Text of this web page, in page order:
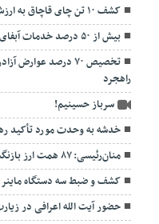
کشف ۱۰ تن چای قاچاق به ارزش ۱۵۰ میلیارد ریال در قم
بیش از ۵۰ درصد خدمات آبفای قم به‌صورت غیرحضوری ارائه می‌شود
تخصیص ۷۰ درصد عوارض
راهجرد
سرباز حسینیم!
خدشه به وحدت مورد تأکید
منان‌رئیسی: ۸۷ همت ارز بازنگشته در قم تنها در اختیار ۱۴ متعهد است
کشف و ضبط سه دستگاه
حضور آیت الله اعرافی در